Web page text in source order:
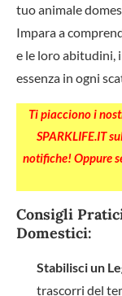
tuo animale
Impara a
e le loro abitudini,
essenza in ogni
Ti piacciono i
SPARKLIFE.IT
notifiche! Oppure
Consigli
Domestici:
Stabilisci un
trascorri del